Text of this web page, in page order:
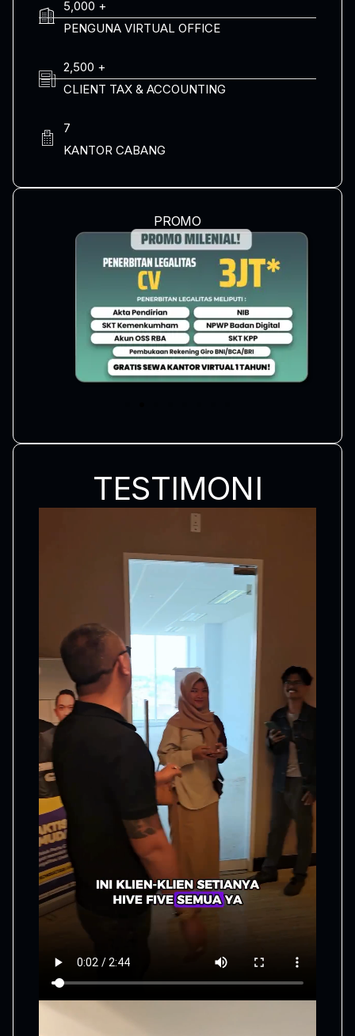
5,000 +
PENGUNA VIRTUAL OFFICE
2,500 +
CLIENT TAX & ACCOUNTING
7
KANTOR CABANG
PROMO
TESTIMONI